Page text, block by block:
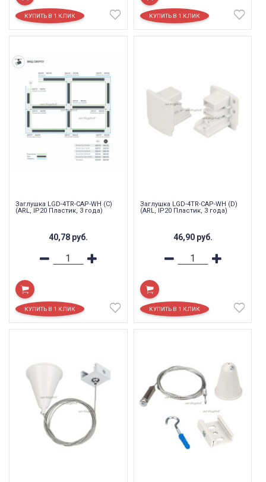
Заглушка LGD-4TR-CAP-WH (C)
(ARL, IP20 Пластик, 3 года)
40,78 руб.
Заглушка LGD-4TR-CAP-WH (D)
(ARL, IP20 Пластик, 3 года)
46,90 руб.